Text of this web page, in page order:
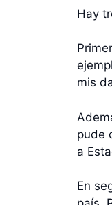
Hay
mis
pude
a
En